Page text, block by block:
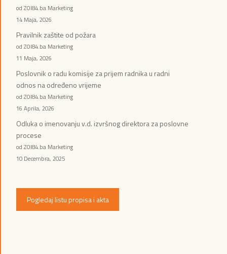
od ZOI84.ba Marketing
14 Maja, 2026
Pravilnik zaštite od požara
od ZOI84.ba Marketing
11 Maja, 2026
Poslovnik o radu komisije za prijem radnika u radni
odnos na određeno vrijeme
od ZOI84.ba Marketing
16 Aprila, 2026
Odluka o imenovanju v.d. izvršnog direktora za poslovne
procese
od ZOI84.ba Marketing
10 Decembra, 2025
Pogledaj listu propisa i akta